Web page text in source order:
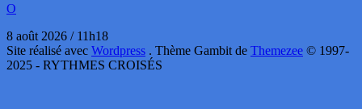
O
8 août 2026 / 11h18
Site réalisé avec Wordpress . Thème Gambit de Themezee © 1997-
2025 - RYTHMES CROISÉS